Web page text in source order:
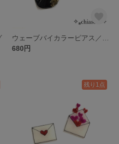
680円
残り1点